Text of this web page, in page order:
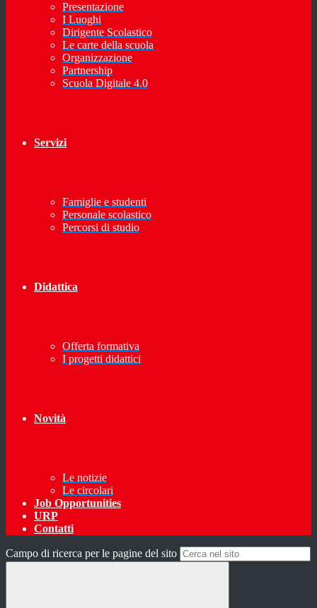
Presentazione
I Luoghi
Dirigente Scolastico
Le carte della scuola
Organizzazione
Partnership
Scuola Digitale 4.0
Servizi
Famiglie e studenti
Personale scolastico
Percorsi di studio
Didattica
Offerta formativa
I progetti didattici
Novità
Le notizie
Le circolari
Job Opportunities
URP
Contatti
Campo di ricerca per le pagine del sito